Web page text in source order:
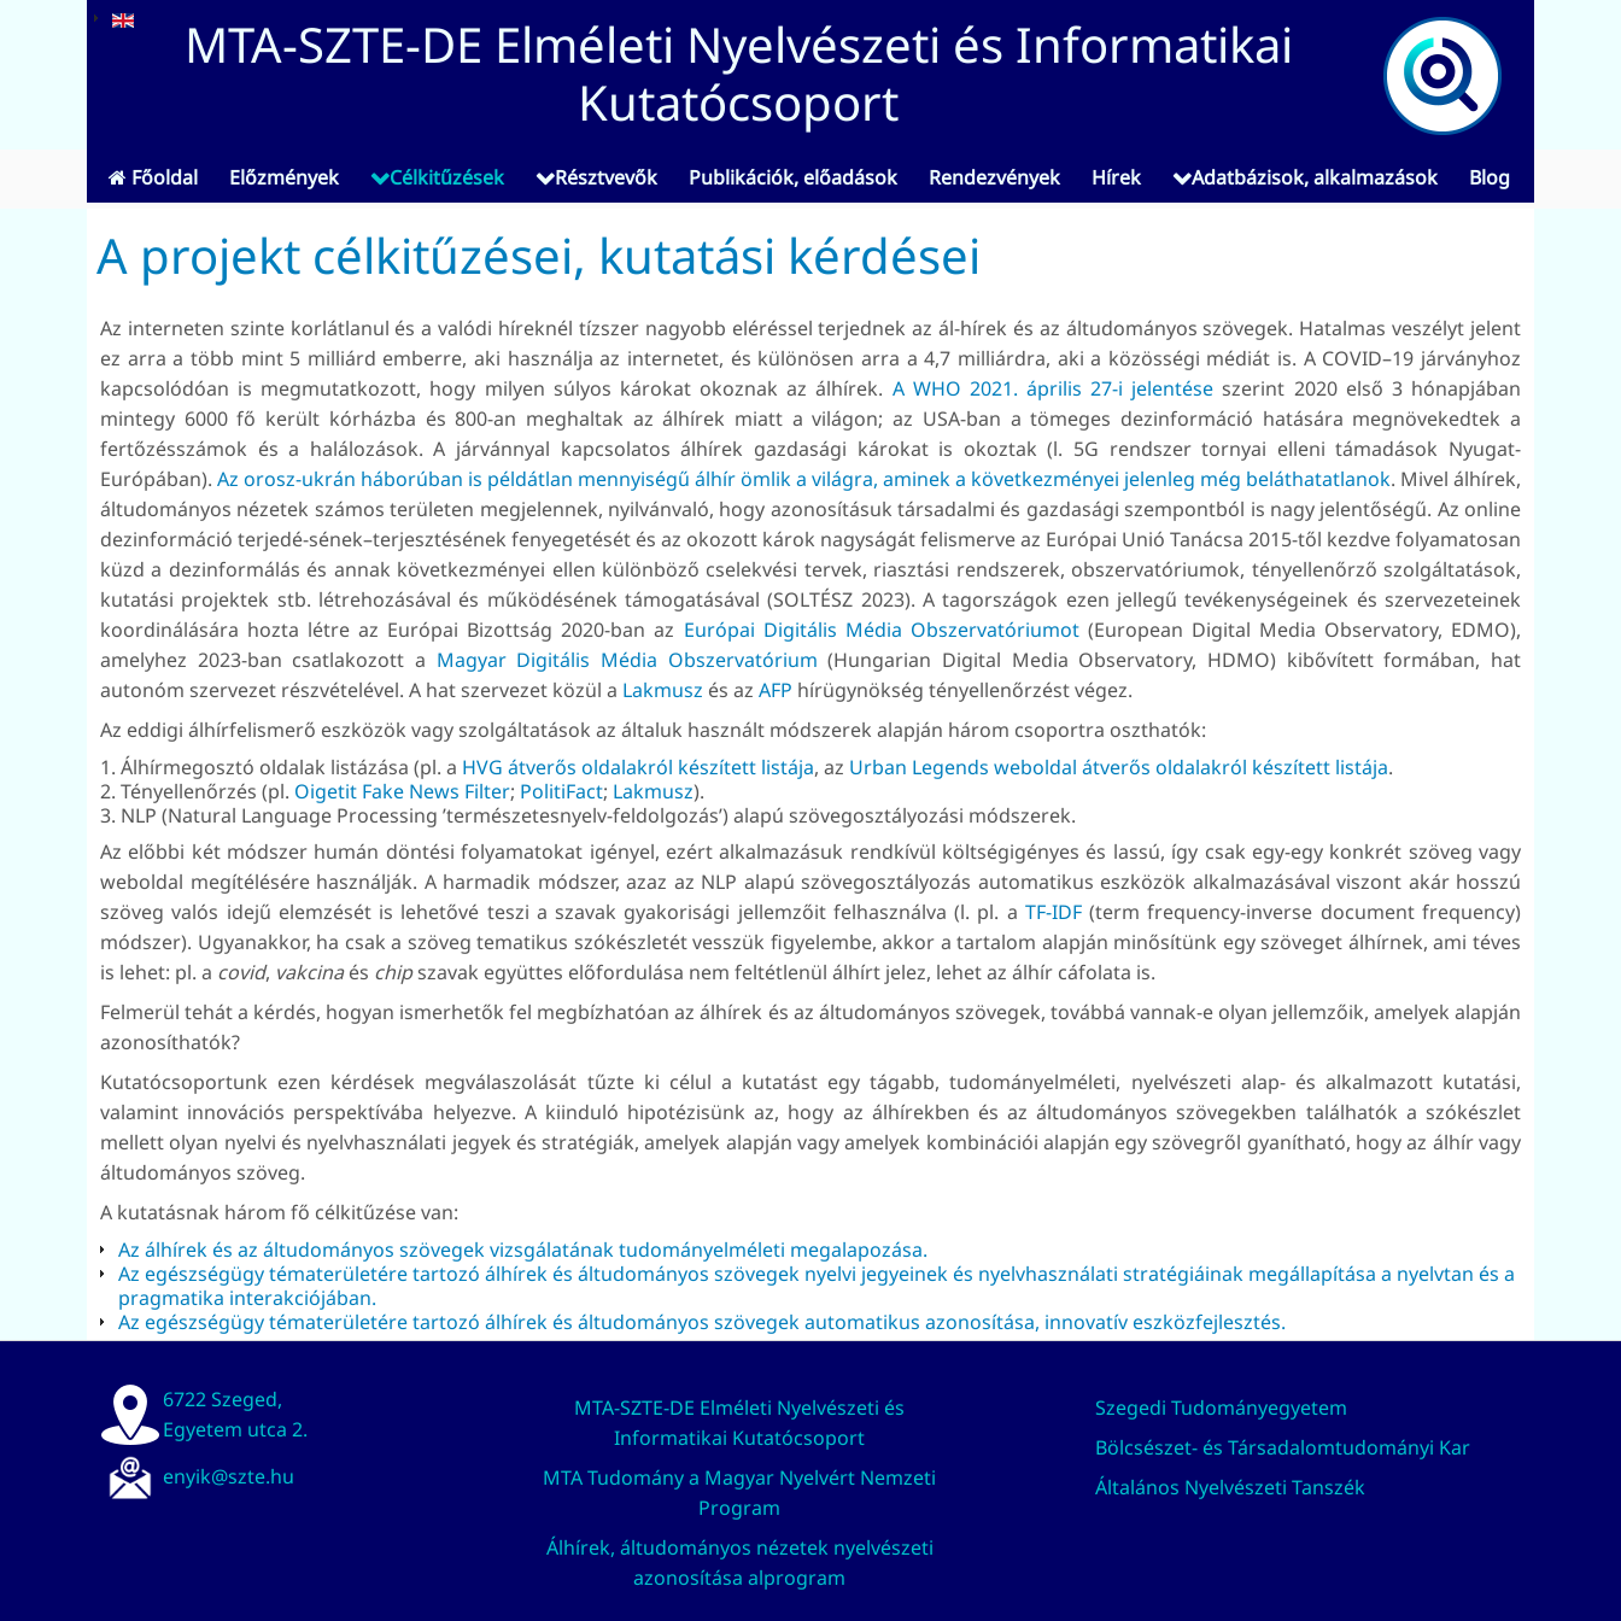
MTA-SZTE-DE Elméleti Nyelvészeti és Informatikai
Kutatócsoport
Főoldal Előzmények Célkitűzések Résztvevők Publikációk, előadások Rendezvények Hírek Adatbázisok, alkalmazások Blog
A projekt célkitűzései, kutatási kérdései
Az interneten szinte korlátlanul és a valódi híreknél tízszer nagyobb eléréssel terjednek az ál-hírek és az áltudományos szövegek. Hatalmas veszélyt jelent
ez arra a több mint 5 milliárd emberre, aki használja az internetet, és különösen arra a 4,7 milliárdra, aki a közösségi médiát is. A COVID–19 járványhoz
kapcsolódóan is megmutatkozott, hogy milyen súlyos károkat okoznak az álhírek. A WHO 2021. április 27-i jelentése szerint 2020 első 3 hónapjában
mintegy 6000 fő került kórházba és 800-an meghaltak az álhírek miatt a világon; az USA-ban a tömeges dezinformáció hatására megnövekedtek a
fertőzésszámok és a halálozások. A járvánnyal kapcsolatos álhírek gazdasági károkat is okoztak (l. 5G rendszer tornyai elleni támadások Nyugat-
Európában). Az orosz-ukrán háborúban is példátlan mennyiségű álhír ömlik a világra, aminek a következményei jelenleg még beláthatatlanok. Mivel álhírek,
áltudományos nézetek számos területen megjelennek, nyilvánvaló, hogy azonosításuk társadalmi és gazdasági szempontból is nagy jelentőségű. Az online
dezinformáció terjedé-sének–terjesztésének fenyegetését és az okozott károk nagyságát felismerve az Európai Unió Tanácsa 2015-től kezdve folyamatosan
küzd a dezinformálás és annak következményei ellen különböző cselekvési tervek, riasztási rendszerek, obszervatóriumok, tényellenőrző szolgáltatások,
kutatási projektek stb. létrehozásával és működésének támogatásával (SOLTÉSZ 2023). A tagországok ezen jellegű tevékenységeinek és szervezeteinek
koordinálására hozta létre az Európai Bizottság 2020-ban az Európai Digitális Média Obszervatóriumot(European Digital Media Observatory, EDMO),
amelyhez 2023-ban csatlakozott a Magyar Digitális Média Obszervatórium (Hungarian Digital Media Observatory, HDMO) kibővített formában, hat
autonóm szervezet részvételével. A hat szervezet közül a Lakmusz és az AFP hírügynökség tényellenőrzést végez.
Az eddigi álhírfelismerő eszközök vagy szolgáltatások az általuk használt módszerek alapján három csoportra oszthatók:
Álhírmegosztó oldalak listázása (pl. a HVG átverős oldalakról készített listája, az Urban Legends weboldal átverős oldalakról készített listája.
Tényellenőrzés (pl. Oigetit Fake News Filter; PolitiFact; Lakmusz).
NLP (Natural Language Processing ’természetesnyelv-feldolgozás’) alapú szövegosztályozási módszerek.
Az előbbi két módszer humán döntési folyamatokat igényel, ezért alkalmazásuk rendkívül költségigényes és lassú, így csak egy-egy konkrét szöveg vagy
weboldal megítélésére használják. A harmadik módszer, azaz az NLP alapú szövegosztályozás automatikus eszközök alkalmazásával viszont akár hosszú
szöveg valós idejű elemzését is lehetővé teszi a szavak gyakorisági jellemzőit felhasználva (l. pl. a TF-IDF(term frequency-inverse document frequency)
módszer). Ugyanakkor, ha csak a szöveg tematikus szókészletét vesszük figyelembe, akkor a tartalom alapján minősítünk egy szöveget álhírnek, ami téves
is lehet: pl. a covid, vakcinaés chipszavak együttes előfordulása nem feltétlenül álhírt jelez, lehet az álhír cáfolata is.
Felmerül tehát a kérdés, hogyan ismerhetők fel megbízhatóan az álhírek és az áltudományos szövegek, továbbá vannak-e olyan jellemzőik, amelyek alapján
azonosíthatók?
Kutatócsoportunk ezen kérdések megválaszolását tűzte ki célul a kutatást egy tágabb, tudományelméleti, nyelvészeti alap- és alkalmazott kutatási,
valamint innovációs perspektívába helyezve. A kiinduló hipotézisünk az, hogy az álhírekben és az áltudományos szövegekben találhatók a szókészlet
mellett olyan nyelvi és nyelvhasználati jegyek és stratégiák, amelyek alapján vagy amelyek kombinációi alapján egy szövegről gyanítható, hogy az álhír vagy
áltudományos szöveg.
A kutatásnak három fő célkitűzése van:
Az álhírek és az áltudományos szövegek vizsgálatának tudományelméleti megalapozása.
Az egészségügy tématerületére tartozó álhírek és áltudományos szövegek nyelvi jegyeinek és nyelvhasználati stratégiáinak megállapítása a nyelvtan és a
pragmatika interakciójában.
Az egészségügy tématerületére tartozó álhírek és áltudományos szövegek automatikus azonosítása, innovatív eszközfejlesztés.
6722 Szeged,
Egyetem utca 2.
enyik@szte.hu
MTA-SZTE-DE Elméleti Nyelvészeti és
Informatikai Kutatócsoport
MTA Tudomány a Magyar Nyelvért Nemzeti
Program
Álhírek, áltudományos nézetek nyelvészeti
azonosítása alprogram
Szegedi Tudományegyetem
Bölcsészet- és Társadalomtudományi Kar
Általános Nyelvészeti Tanszék